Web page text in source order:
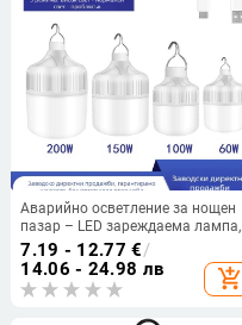
Аварийно осветление за нощен
пазар – LED зареждаема лампа,
външно водоустойчива,
преносима, 3 режима на яркост,
18,5 W, ≤36 V, IP55, повърхностно
монтиране, автономно
7.19 - 12.77 €/
14.06 - 24.98 лв
add_shopping_cart